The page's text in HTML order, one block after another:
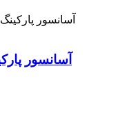
آسانسور